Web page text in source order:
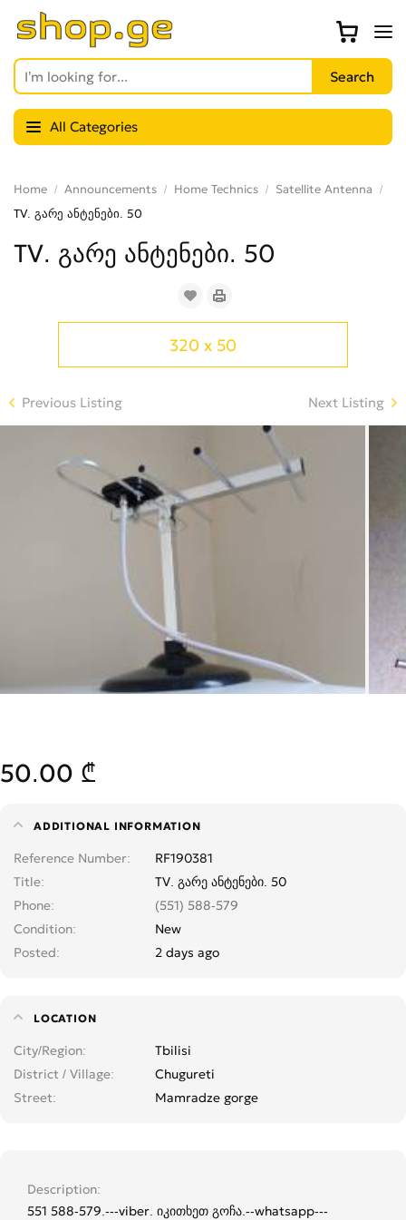
All Categories
Home Announcements Home Technics
Satellite Antenna
TV. გარე ანტენები. 50
TV. გარე ანტენები. 50
320 x 50
Previous Listing Next Listing
50.00 ₾
ADDITIONAL INFORMATION
Reference Number
RF190381
Title
TV. გარე ანტენები. 50
Phone
(551) 588-579
Condition
New
Posted
2 days ago
LOCATION
City/Region
Tbilisi
District / Village
Chugureti
Street
Mamradze gorge
Description
551 588-579.---viber. იკითხეთ გოჩა.--whatsapp---